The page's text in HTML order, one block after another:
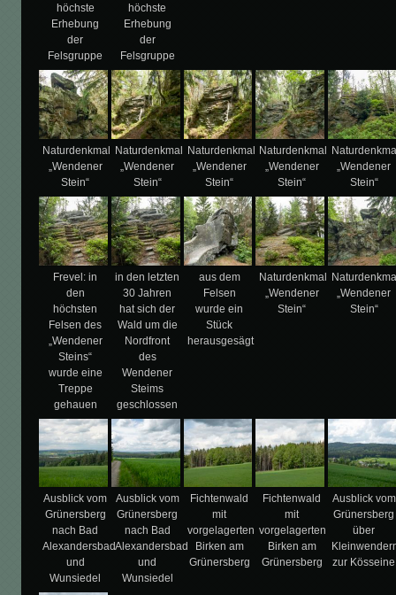
höchste
Erhebung
der
Felsgruppe
höchste
Erhebung
der
Felsgruppe
Naturdenkmal
„Wendener
Stein“
Naturdenkmal
„Wendener
Stein“
Naturdenkmal
„Wendener
Stein“
Naturdenkmal
„Wendener
Stein“
„Wendener
Stein“
Frevel: in
den
höchsten
Felsen des
„Wendener
Steins“
wurde eine
Treppe
gehauen
in den letzten
30 Jahren
hat sich der
Wald um die
Nordfront
des
Wendener
Steims
geschlossen
aus dem
Felsen
wurde ein
Stück
herausgesägt
Naturdenkmal
„Wendener
Stein“
„Wendener
Stein“
Ausblick vom
Grünersberg
nach Bad
Alexandersbad
und
Wunsiedel
Ausblick vom
Grünersberg
nach Bad
Alexandersbad
und
Wunsiedel
Fichtenwald
mit
vorgelagerten
Birken am
Grünersberg
Fichtenwald
mit
vorgelagerten
Birken am
Grünersberg
Ausblick vom
Grünersberg
über
zur Kösseine